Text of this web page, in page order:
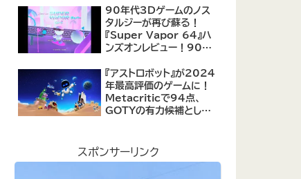
の復活
90年代3Dゲームのノス
タルジーが再び蘇る！
『Super Vapor 64』ハ
ンズオンレビュー！90年
再現したノスタルジックア
クション
『アストロボット』が2024
年最高評価のゲームに！
Metacriticで94点、
GOTYの有力候補として
スポンサーリンク